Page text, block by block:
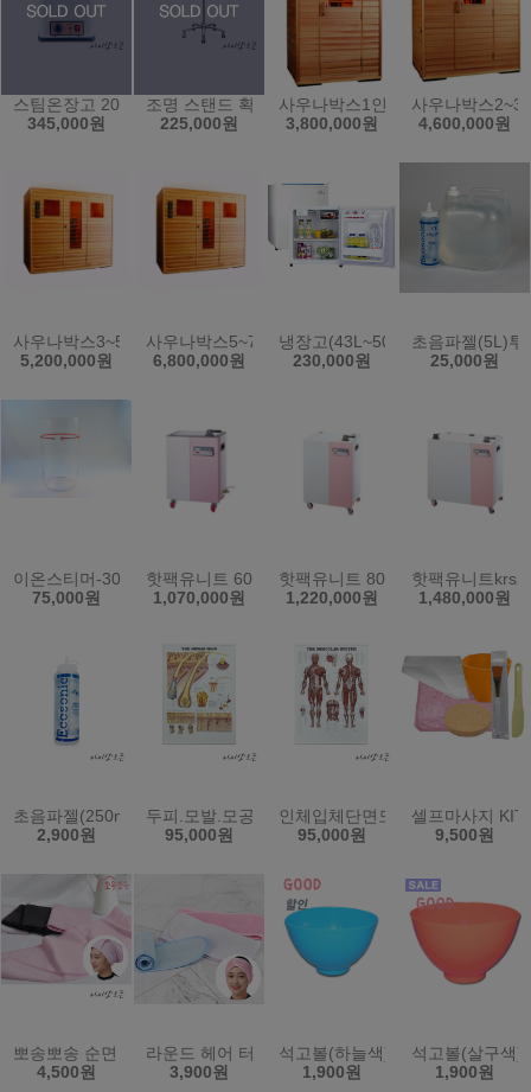
스팀온장고 20L/전기온장고/보온/업소용/KRS-4PS
345,000원
조명 스탠드 확대경 SK-101 돋보기 피부 작업용
225,000원
사우나박스1인용
3,800,000원
사우나박스2~3
4,600,000원
사우나박스3~5인용
5,200,000원
사우나박스5~7인용
6,800,000원
냉장고(43L~50L)
230,000원
초음파젤(5L)투
25,000원
이온스티머-303A비이커
75,000원
핫팩유니트 60L KRS-8PD (한국)
1,070,000원
핫팩유니트 80L KRS-12PD (한국)
1,220,000원
핫팩유니트
1,480,000원
초음파젤(250ml) (원산지:한국)
2,900원
두피.모발.모공단면도/입체단면/병원.미용샵
95,000원
인체입체단면도/근육단면도/입체
95,000원
셀프마사지 KIT
9,500원
뽀송뽀송 순면 헤어터번/미용실/피부관리실/시험재료/머리띠
4,500원
라운드 헤어 터번 소형 밸크로 찍찍이 헤어밴드
3,900원
석고볼(하늘색)고무볼 (원산지:한
1,900원
석고볼(살구색)
1,900원